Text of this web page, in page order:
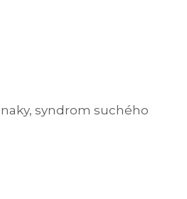
,syndrom suchého